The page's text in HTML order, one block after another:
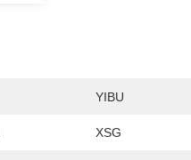
YIBU
XSG